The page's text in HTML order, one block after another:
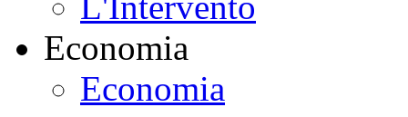
Economia
Economia